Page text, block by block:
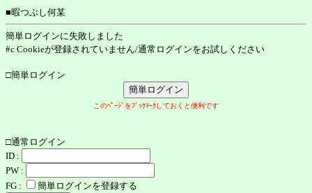
■暇つぶし何某
簡単ログインに失敗しました
#c Cookieが登録されていません/通常ログインをお試しください
□簡単ログイン
このﾍﾟｰｼﾞをﾌﾞｯｸﾏｰｸしておくと便利です
□通常ログイン
ID :
PW :
FG :
簡単ログインを登録する